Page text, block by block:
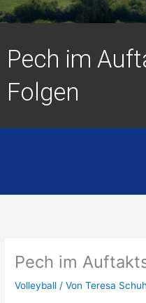
Pech im
Folgen
Pech im
Volleyball / VonTeresa